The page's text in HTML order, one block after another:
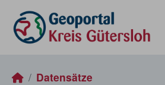
Datensätze